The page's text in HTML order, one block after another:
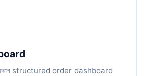
structured order dashboard